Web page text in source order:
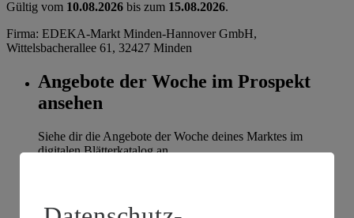
Gültig vom 10.08.2026 bis zum 15.08.2026.
Firma: EDEKA-Markt Minden-Hannover GmbH,
Wittelsbacherallee 61, 32427 Minden
Angebote der Woche im Prospekt
ansehen
Siehe dir die Angebote der Woche deines Marktes im
digitalen Blätterkatalog an.